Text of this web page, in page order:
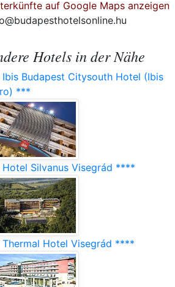
auf Google Maps anzeigen
Hotels in der Nähe
Budapest Citysouth Hotel (Ibis
***
Silvanus Visegrád ****
Hotel Visegrád ****